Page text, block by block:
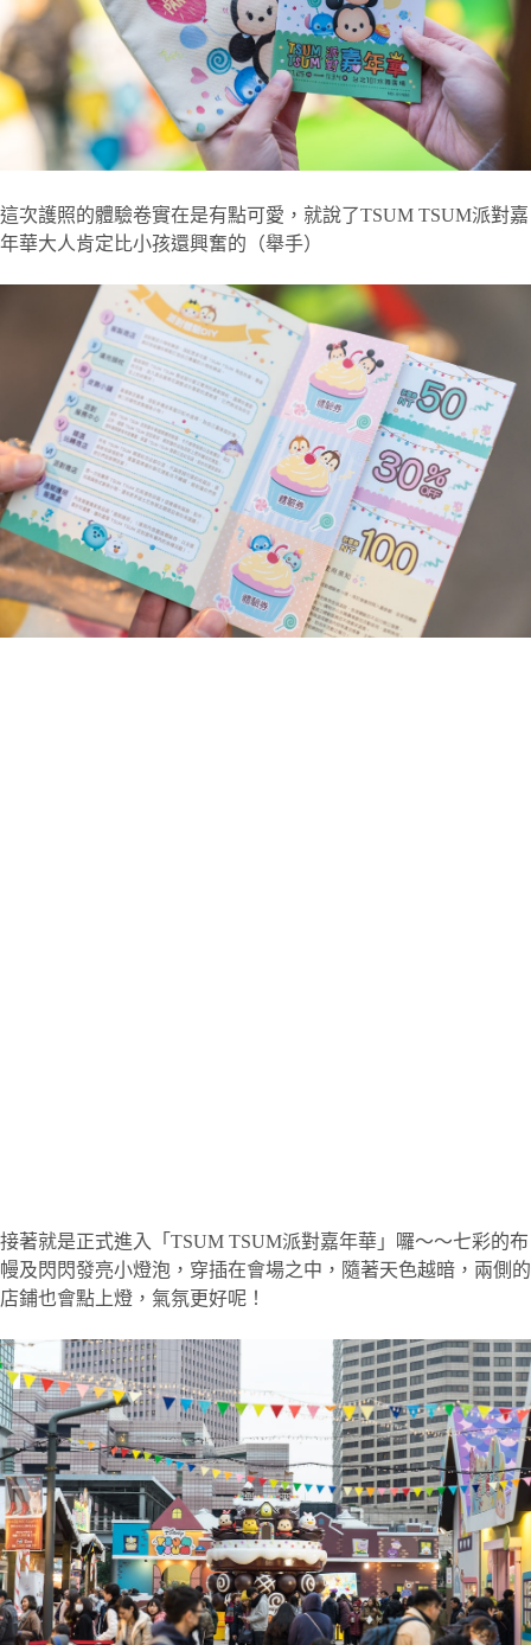
這次護照的體驗卷實在是有點可愛，就說了TSUM TSUM派對嘉
年華大人肯定比小孩還興奮的（舉手）
接著就是正式進入「TSUM TSUM派對嘉年華」囉～～七彩的布
幔及閃閃發亮小燈泡，穿插在會場之中，隨著天色越暗，兩側的
店鋪也會點上燈，氣氛更好呢！